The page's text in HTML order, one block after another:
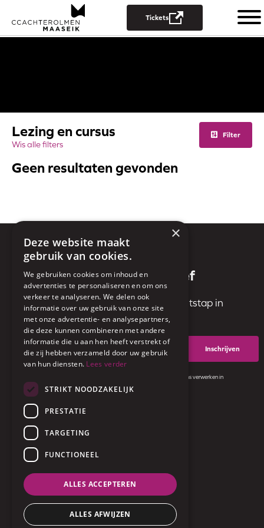
Tickets
Open
mobiel
Lezing en cursus
Wis alle filters
Filter
Geen resultaten gevonden
Voet
Proclaimer en privacy
Cookiebeleid
Toegankelijkheid
Cookies beheren
Bezoek
ons
op
op
Schrijf je in op de nieuwsbrief
Ontvang de leukste ideeën voor een uitstap in
Maaseik rechtstreeks in je mailbox.
Door op 'inschrijven' te klikken ga je ermee akkoord dat wij jouw gegevens verwerken in
overeenstemming met ons
×
Deze website maakt
gebruik van cookies.
We gebruiken cookies om inhoud en
advertenties te personaliseren en om ons
verkeer te analyseren. We delen ook
informatie over uw gebruik van onze site
met onze advertentie- en analysepartners,
die deze kunnen combineren met andere
informatie die u aan hen heeft verstrekt of
die zij hebben verzameld door uw gebruik
van hun diensten. Lees verder
STRIKT NOODZAKELIJK
PRESTATIE
TARGETING
FUNCTIONEEL
ALLES ACCEPTEREN
ALLES AFWIJZEN